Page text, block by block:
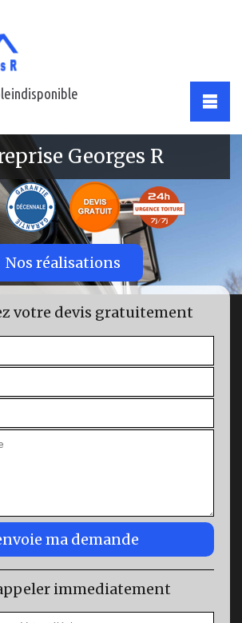
indisponible
Georges R
Nos réalisations
votre devis gratuitement
immediatement